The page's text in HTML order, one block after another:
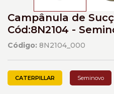
Campânula de
Cód:8N2104 -
Código: 8N2104_000
CATERPILLAR Seminovo